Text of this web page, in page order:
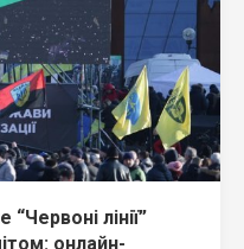
лінії”
онлайн-